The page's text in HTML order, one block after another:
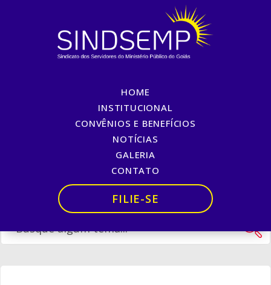
HOME
INSTITUCIONAL
CONVÊNIOS E BENEFÍCIOS
NOTÍCIAS
GALERIA
CONTATO
FILIE-SE
Beneficiário Conveniado
Beneficiário Conveniado